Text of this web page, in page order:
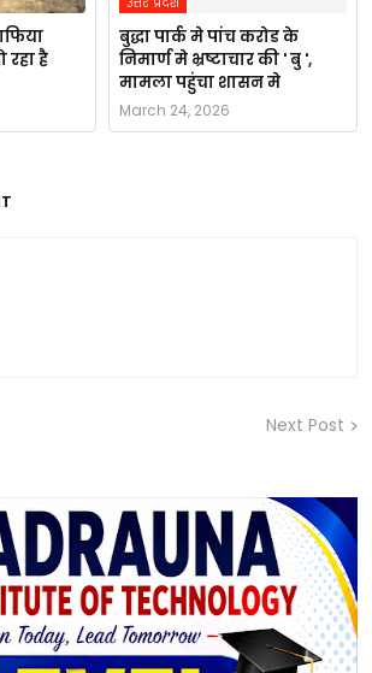
है
बुद्धा पार्क मे पांच करोड के
निमार्ण मे भ्रष्टाचार की ' बु ',
मामला पहुंचा शासन मे
March 24, 2026
Next Post